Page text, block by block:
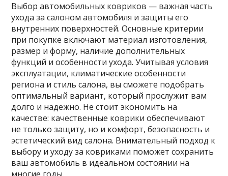
Выбор автомобильных ковриков — важная часть
ухода за салоном автомобиля и защиты его
внутренних поверхностей. Основные критерии
при покупке включают материал изготовления,
размер и форму, наличие дополнительных
функций и особенности ухода. Учитывая условия
эксплуатации, климатические особенности
региона и стиль салона, вы сможете подобрать
оптимальный вариант, который прослужит вам
долго и надежно. Не стоит экономить на
качестве: качественные коврики обеспечивают
не только защиту, но и комфорт, безопасность и
эстетический вид салона. Внимательный подход к
выбору и уходу за ковриками поможет сохранить
ваш автомобиль в идеальном состоянии на